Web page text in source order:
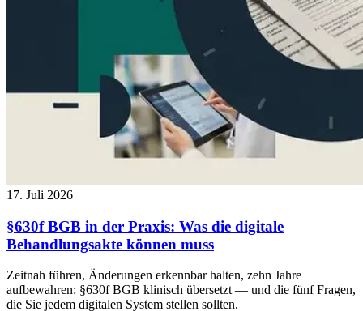
17. Juli 2026
§630f BGB in der Praxis: Was die digitale
Behandlungsakte können muss
Zeitnah führen, Änderungen erkennbar halten, zehn Jahre
aufbewahren: §630f BGB klinisch übersetzt — und die fünf Fragen,
die Sie jedem digitalen System stellen sollten.